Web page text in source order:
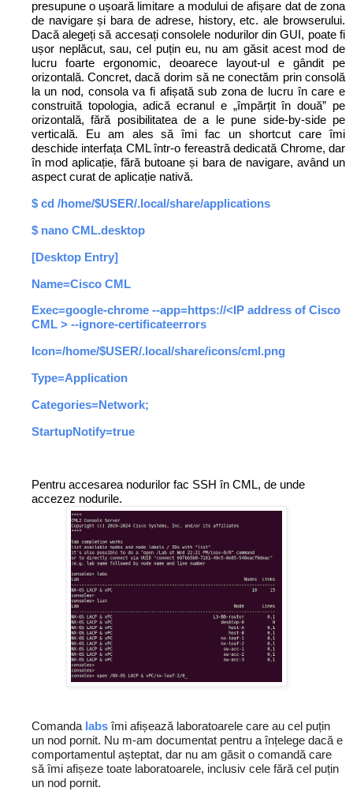
presupune o ușoară limitare a modului de afișare dat de zona
de navigare și bara de adrese, history, etc. ale browserului.
Dacă alegeți să accesați consolele nodurilor din GUI, poate fi
ușor neplăcut, sau, cel puțin eu, nu am găsit acest mod de
lucru foarte ergonomic, deoarece layout-ul e gândit pe
orizontală. Concret, dacă dorim să ne conectăm prin consolă
la un nod, consola va fi afișată sub zona de lucru în care e
construită topologia, adică ecranul e „împărțit în două” pe
orizontală, fără posibilitatea de a le pune side-by-side pe
verticală. Eu am ales să îmi fac un shortcut care îmi
deschide interfața CML într-o fereastră dedicată Chrome, dar
în mod aplicație, fără butoane și bara de navigare, având un
aspect curat de aplicație nativă.
$ cd /home/$USER/.local/share/applications
$ nano CML.desktop
[Desktop Entry]
Name=Cisco CML
Exec=google-chrome --app=https://<IP address of Cisco
CML > --ignore-certificateerrors
Icon=/home/$USER/.local/share/icons/cml.png
Type=Application
Categories=Network;
StartupNotify=true
Pentru accesarea nodurilor fac SSH în CML, de unde
accezez nodurile.
Comanda labs îmi afișează laboratoarele care au cel puțin
un nod pornit. Nu m-am documentat pentru a înțelege dacă e
comportamentul așteptat, dar nu am găsit o comandă care
să îmi afișeze toate laboratoarele, inclusiv cele fără cel puțin
un nod pornit.